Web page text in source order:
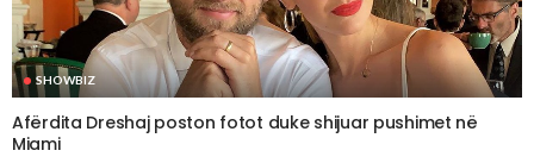
SHOWBIZ
Afërdita Dreshaj poston fotot duke shijuar pushimet në
Miami